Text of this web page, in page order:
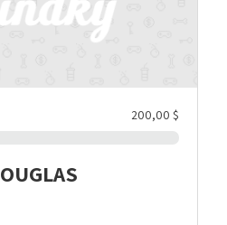
200,00 $